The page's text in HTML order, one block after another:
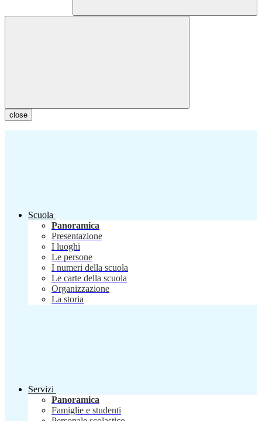
close
Scuola
Panoramica
Presentazione
I luoghi
Le persone
I numeri della scuola
Le carte della scuola
Organizzazione
La storia
Servizi
Panoramica
Famiglie e studenti